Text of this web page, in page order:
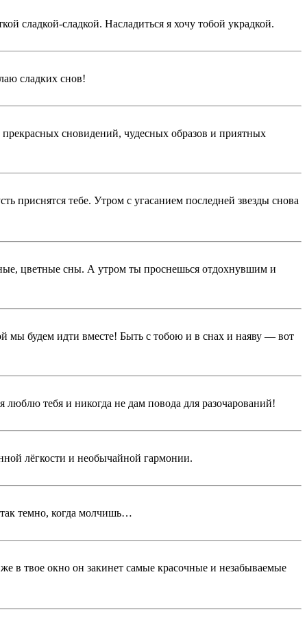
сладкой-сладкой. Насладиться я хочу тобой украдкой.
сладких снов!
сновидений, чудесных образов и приятных
тебе. Утром с угасанием последней звезды снова
цветные сны. А утром ты проснешься отдохнувшим и
мы будем идти вместе! Быть с тобою и в снах и наяву — вот
тебя и никогда не дам повода для разочарований!
лёгкости и необычайной гармонии.
темно, когда молчишь…
в твое окно он закинет самые красочные и незабываемые